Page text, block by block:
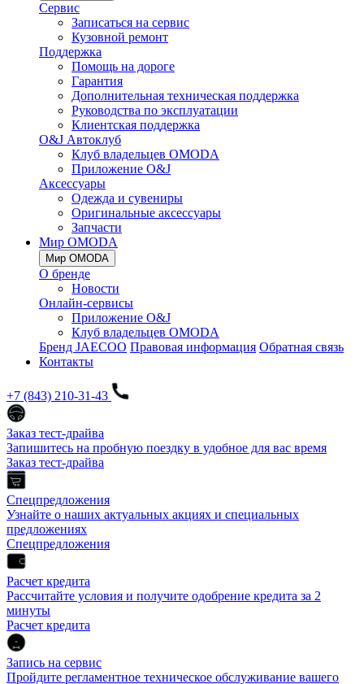
Сервис
Записаться на сервис
Кузовной ремонт
Поддержка
Помощь на дороге
Гарантия
Дополнительная техническая поддержка
Руководства по эксплуатации
Клиентская поддержка
O&J Автоклуб
Клуб владельцев OMODA
Приложение O&J
Аксессуары
Одежда и сувениры
Оригинальные аксессуары
Запчасти
Мир OMODA
Мир OMODA
О бренде
Новости
Онлайн-сервисы
Приложение O&J
Клуб владельцев OMODA
Бренд JAECOO Правовая информация Обратная связь
Контакты
+7 (843) 210-31-43
Заказ тест-драйва
Запишитесь на пробную поездку в удобное для вас время
Заказ тест-драйва
Спецпредложения
Узнайте о наших актуальных акциях и специальных
предложениях
Спецпредложения
Расчет кредита
Рассчитайте условия и получите одобрение кредита за 2
минуты
Расчет кредита
Запись на сервис
Пройдите регламентное техническое обслуживание вашего